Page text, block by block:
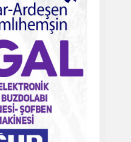
projeler